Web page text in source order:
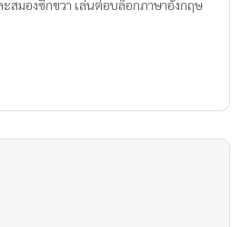
สมองซีกขวา เล่นต่อบล็อกภาษาอังกฤษ